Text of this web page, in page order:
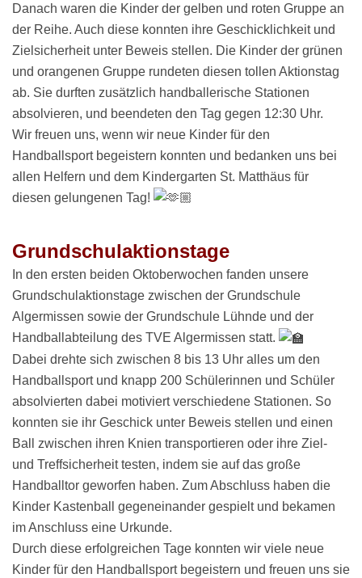
Danach waren die Kinder der gelben und roten Gruppe an
der Reihe. Auch diese konnten ihre Geschicklichkeit und
Zielsicherheit unter Beweis stellen. Die Kinder der grünen
und orangenen Gruppe rundeten diesen tollen Aktionstag
ab. Sie durften zusätzlich handballerische Stationen
absolvieren, und beendeten den Tag gegen 12:30 Uhr.
Wir freuen uns, wenn wir neue Kinder für den
Handballsport begeistern konnten und bedanken uns bei
allen Helfern und dem Kindergarten St. Matthäus für
diesen gelungenen Tag!
Grundschulaktionstage
In den ersten beiden Oktoberwochen fanden unsere
Grundschulaktionstage zwischen der Grundschule
Algermissen sowie der Grundschule Lühnde und der
Handballabteilung des TVE Algermissen statt.
Dabei drehte sich zwischen 8 bis 13 Uhr alles um den
Handballsport und knapp 200 Schülerinnen und Schüler
absolvierten dabei motiviert verschiedene Stationen. So
konnten sie ihr Geschick unter Beweis stellen und einen
Ball zwischen ihren Knien transportieren oder ihre Ziel-
und Treffsicherheit testen, indem sie auf das große
Handballtor geworfen haben. Zum Abschluss haben die
Kinder Kastenball gegeneinander gespielt und bekamen
im Anschluss eine Urkunde.
Durch diese erfolgreichen Tage konnten wir viele neue
Kinder für den Handballsport begeistern und freuen uns sie